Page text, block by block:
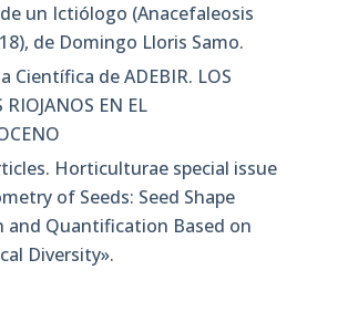
un Ictiólogo (Anacefaleosis
de Domingo Lloris Samo.
Científica de ADEBIR. LOS
RIOJANOS EN EL
Horticulturae special issue
of Seeds: Seed Shape
and Quantification Based on
Diversity»​.